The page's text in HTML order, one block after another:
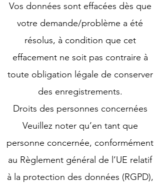
Vos données sont effacées dès que
votre demande/problème a été
résolus, à condition que cet
effacement ne soit pas contraire à
toute obligation légale de conserver
des enregistrements.
Droits des personnes concernées
Veuillez noter qu’en tant que
personne concernée, conformément
au Règlement général de l’UE relatif
à la protection des données (RGPD),